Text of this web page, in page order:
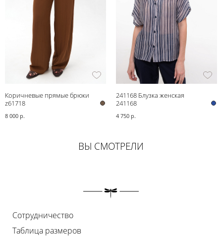
Коричневые прямые брюки
z61718
8 000 р.
241168 Блузка женская
241168
4 750 р.
ВЫ СМОТРЕЛИ
Сотрудничество
Таблица размеров